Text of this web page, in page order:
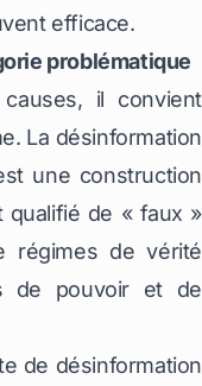
efficace.
problématique
il convient
La désinformation
une construction
qualifié de « faux »
régimes de vérité
de pouvoir et de
de désinformation